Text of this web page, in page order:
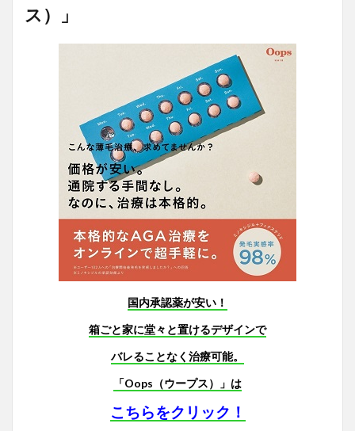
ス）」
国内承認薬が安い！
箱ごと家に堂々と置けるデザインで
バレることなく治療可能。
「Oops（ウープス）」は
こちらをクリック！